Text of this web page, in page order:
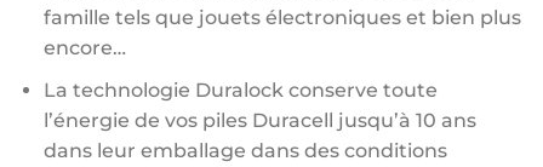
famille tels que jouets électroniques et bien plus
encore…
La technologie Duralock conserve toute
l’énergie de vos piles Duracell jusqu’à 10 ans
dans leur emballage dans des conditions